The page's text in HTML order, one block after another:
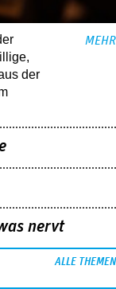
der
MEHR
nervt
ALLE THEMEN